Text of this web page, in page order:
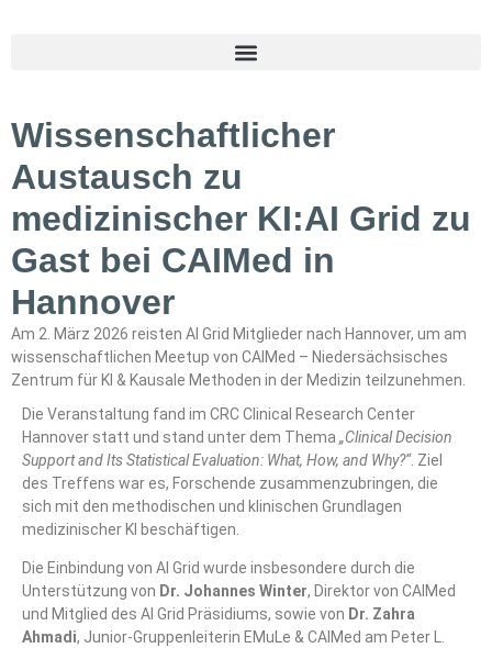
Wissenschaftlicher
Austausch zu
medizinischer KI:AI Grid zu
Gast bei CAIMed in
Hannover
Am 2. März 2026 reisten AI Grid Mitglieder nach Hannover, um am
wissenschaftlichen Meetup von CAIMed – Niedersächsisches
Zentrum für KI & Kausale Methoden in der Medizin teilzunehmen.
Die Veranstaltung fand im CRCClinical Research Center
Hannover statt und stand unter dem Thema „Clinical Decision
Support and Its Statistical Evaluation: What, How, and Why?“. Ziel
des Treffens war es, Forschende zusammenzubringen, die
sich mit den methodischen und klinischen Grundlagen
medizinischer KI beschäftigen.
Die Einbindung von AI Grid wurde insbesondere durch die
Unterstützung von Dr. Johannes Winter, Direktor von CAIMed
und Mitglied des AI Grid Präsidiums, sowie von Dr. Zahra
Ahmadi, Junior-Gruppenleiterin EMuLe & CAIMed am Peter L.